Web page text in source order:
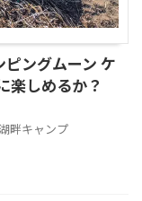
ングムーン ケ
楽しめるか？
畔キャンプ